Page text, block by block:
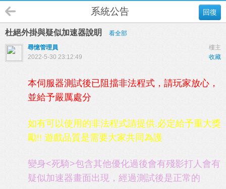
回復
系統公告
杜絕外掛與疑似加速器說眀
看全部
樓主
尋憶管理員
收藏
2022-5-30 23:12:49
本伺服器測試後已阻擋非法程式，請玩家放心，
並給予嚴厲處分
如有可以使用的非法程式請提供.必定給予重大獎
勵!! 遊戲品質是需要大家共同為護
變身<死騎>包含其他優化過後會有殘影打人會有
疑似加速器畫面出現，經過測試後是正常的